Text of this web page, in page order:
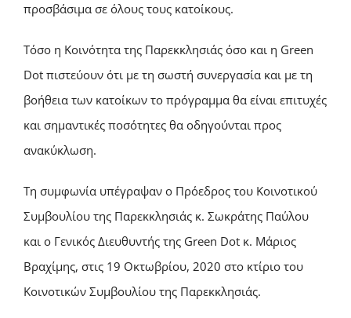
προσβάσιμα σε όλους τους κατοίκους.
Τόσο η Κοινότητα της Παρεκκλησιάς όσο και η Green
Dot πιστεύουν ότι με τη σωστή συνεργασία και με τη
βοήθεια των κατοίκων το πρόγραμμα θα είναι επιτυχές
και σημαντικές ποσότητες θα οδηγούνται προς
ανακύκλωση.
Τη συμφωνία υπέγραψαν ο Πρόεδρος του Κοινοτικού
Συμβουλίου της Παρεκκλησιάς κ. Σωκράτης Παύλου
και ο Γενικός Διευθυντής της Green Dot κ. Μάριος
Βραχίμης, στις 19 Οκτωβρίου, 2020 στο κτίριο του
Κοινοτικών Συμβουλίου της Παρεκκλησιάς.